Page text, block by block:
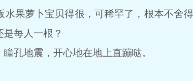
萝卜宝贝得很，可稀罕了，根本不舍
每人一根？
地震，开心地在地上直蹦哒。